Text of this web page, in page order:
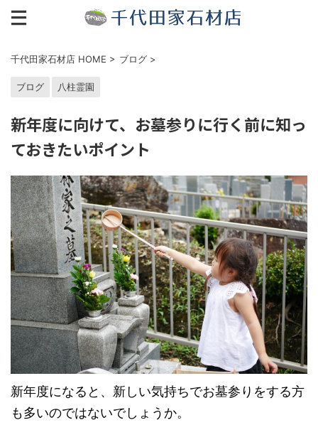
千代田家石材店 HOME > ブログ >
ブログ 八柱霊園
新年度に向けて、お墓参りに行く前に知っ
ておきたいポイント
新年度になると、新しい気持ちでお墓参りをする方
も多いのではないでしょうか。